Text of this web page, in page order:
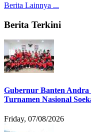
Berita Lainnya ...
Berita Terkini
Gubernur Banten Andra
Turnamen Nasional
Friday, 07/08/2026